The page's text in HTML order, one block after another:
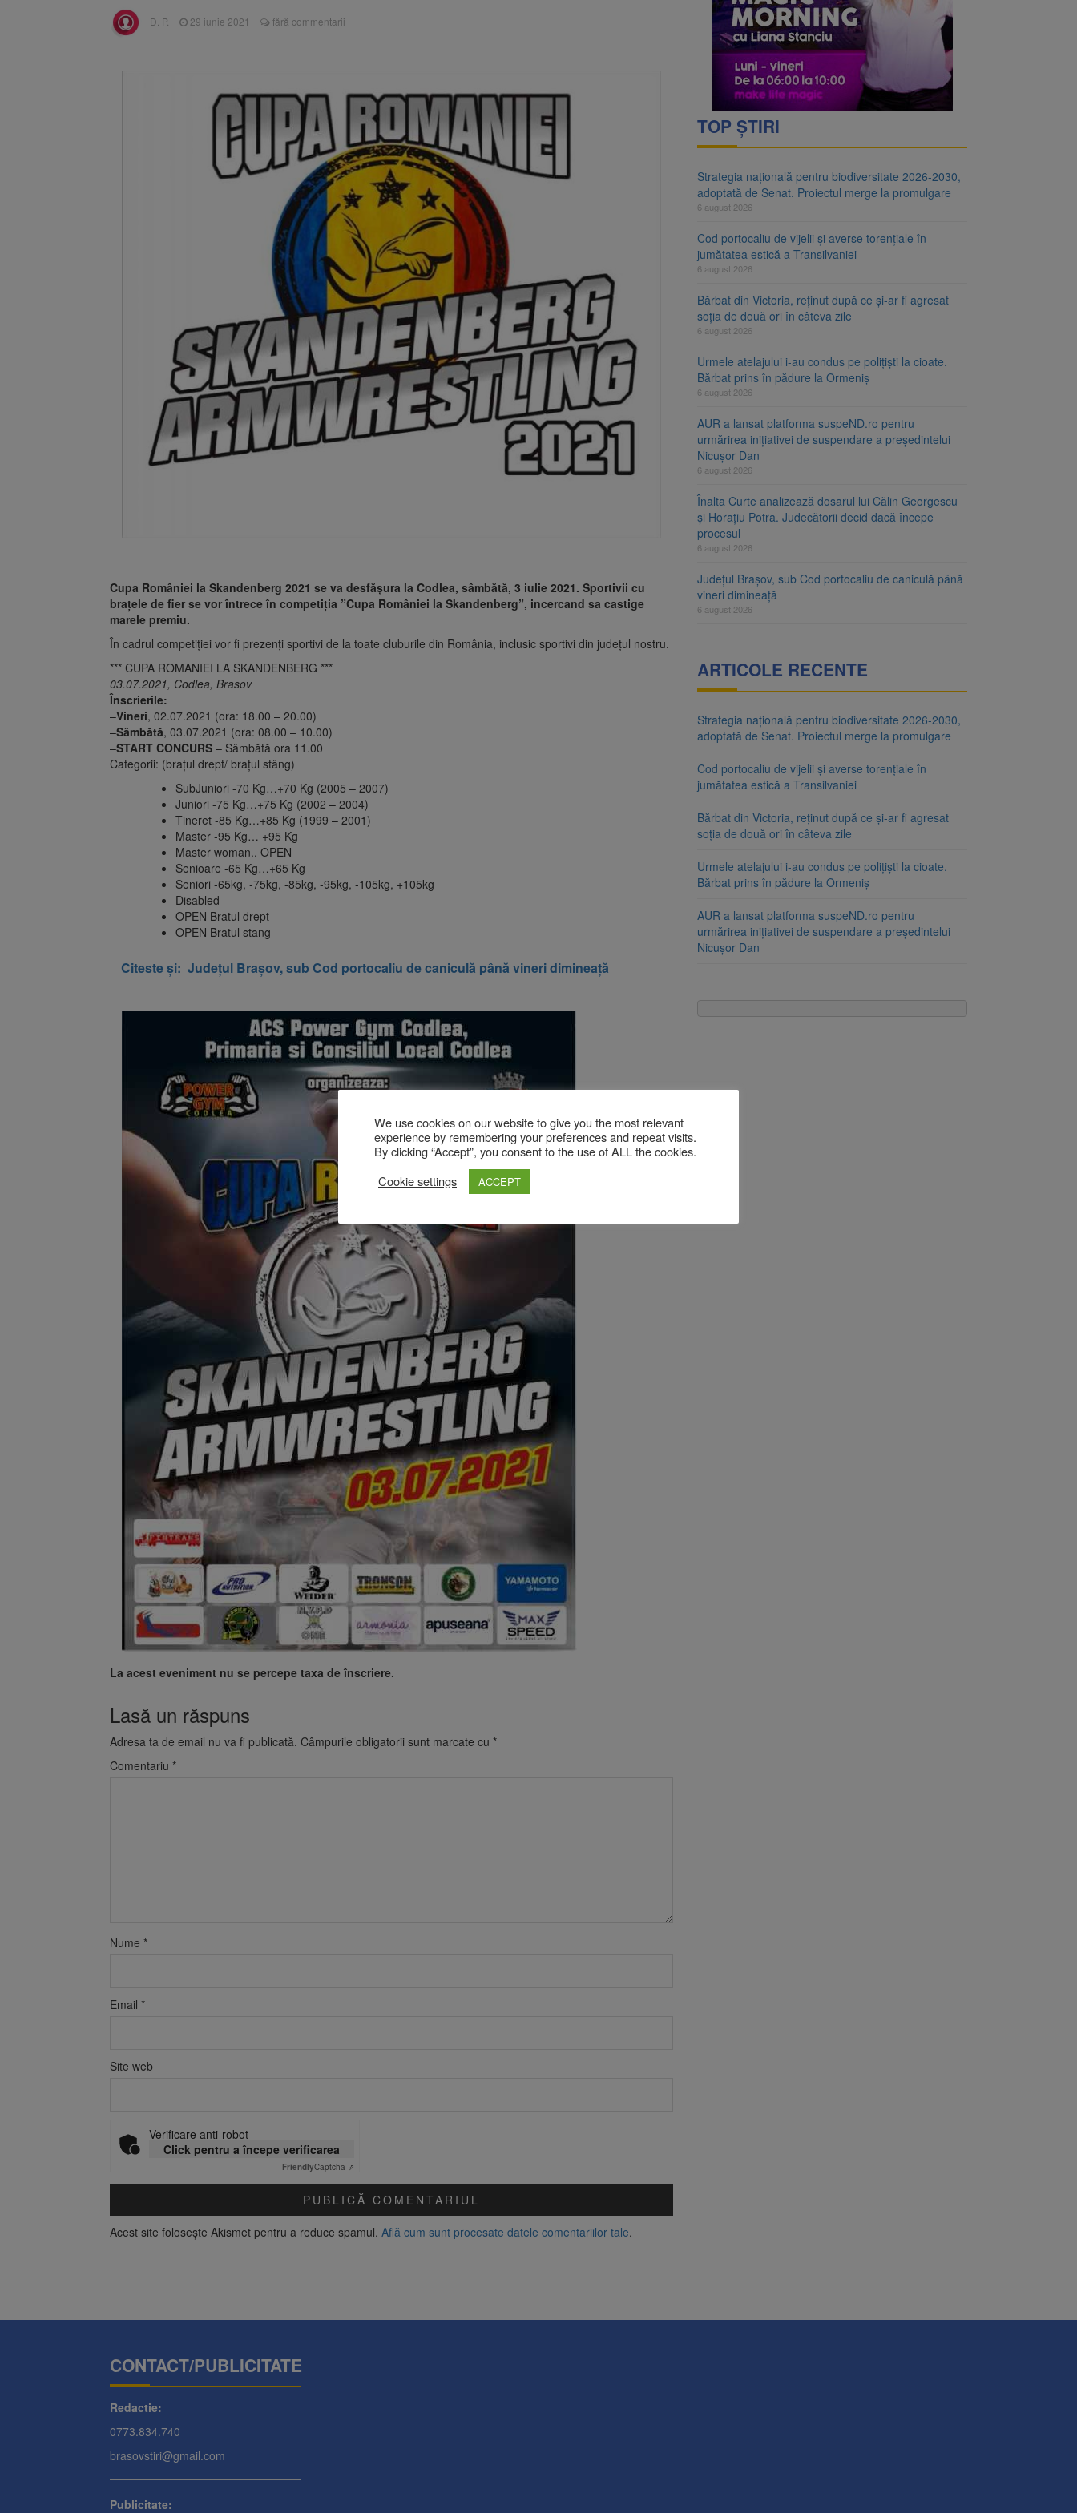
Înalta Curte analizează dosarul lui Călin Georgescu și Horațiu Potra. Judecătorii decid dacă începe
procesul
Strategia națională pentru biodiversitate 2026-2030, adoptată de Senat. Proiectul merge la promulgare
D. P. 29 iunie 2021 fără commentarii
Cupa României la Skandenberg 2021 se va desfășura la Codlea, sâmbătă, 3 iulie 2021. Sportivii cu
brațele de fier se vor întrece în competiția ”Cupa României la Skandenberg”, incercand sa castige
marele premiu.
În cadrul competiției vor fi prezenți sportivi de la toate cluburile din România, inclusic sportivi din județul nostru.
*** CUPA ROMANIEI LA SKANDENBERG ***
03.07.2021, Codlea, Brasov
Înscrierile:
–Vineri, 02.07.2021 (ora: 18.00 – 20.00)
–Sâmbătă, 03.07.2021 (ora: 08.00 – 10.00)
–START CONCURS – Sâmbătă ora 11.00
Categorii: (brațul drept/ brațul stâng)
SubJuniori -70 Kg…+70 Kg (2005 – 2007)
Juniori -75 Kg…+75 Kg (2002 – 2004)
Tineret -85 Kg…+85 Kg (1999 – 2001)
Master -95 Kg… +95 Kg
Master woman.. OPEN
Senioare -65 Kg…+65 Kg
Seniori -65kg, -75kg, -85kg, -95kg, -105kg, +105kg
Disabled
OPEN Bratul drept
OPEN Bratul stang
Citeste și: Județul Brașov, sub Cod portocaliu de caniculă până vineri dimineață
La acest eveniment nu se percepe taxa de înscriere.
Lasă un răspuns
Adresa ta de email nu va fi publicată. Câmpurile obligatorii sunt marcate cu *
Comentariu *
Nume *
Email *
Site web
Verificare anti-robot
Click pentru a începe verificarea
FriendlyCaptcha ⇗
Acest site folosește Akismet pentru a reduce spamul. Află cum sunt procesate datele comentariilor tale.
TOP ȘTIRI
Strategia națională pentru biodiversitate 2026-2030,
adoptată de Senat. Proiectul merge la promulgare
6 august 2026
Cod portocaliu de vijelii și averse torențiale în
jumătatea estică a Transilvaniei
6 august 2026
Bărbat din Victoria, reținut după ce și-ar fi agresat
soția de două ori în câteva zile
6 august 2026
Urmele atelajului i-au condus pe polițiști la cioate.
Bărbat prins în pădure la Ormeniș
6 august 2026
AUR a lansat platforma suspeND.ro pentru
urmărirea inițiativei de suspendare a președintelui
Nicușor Dan
6 august 2026
Înalta Curte analizează dosarul lui Călin Georgescu
și Horațiu Potra. Judecătorii decid dacă începe
procesul
6 august 2026
Județul Brașov, sub Cod portocaliu de caniculă până
vineri dimineață
6 august 2026
ARTICOLE RECENTE
Strategia națională pentru biodiversitate 2026-2030,
adoptată de Senat. Proiectul merge la promulgare
Cod portocaliu de vijelii și averse torențiale în
jumătatea estică a Transilvaniei
Bărbat din Victoria, reținut după ce și-ar fi agresat
soția de două ori în câteva zile
Urmele atelajului i-au condus pe polițiști la cioate.
Bărbat prins în pădure la Ormeniș
AUR a lansat platforma suspeND.ro pentru
urmărirea inițiativei de suspendare a președintelui
Nicușor Dan
CONTACT/PUBLICITATE
Redactie:
0773.834.740
brasovstiri@gmail.com
Publicitate:
We use cookies on our website to give you the most relevant
experience by remembering your preferences and repeat visits.
By clicking “Accept”, you consent to the use of ALL the cookies.
Cookie settings
ACCEPT